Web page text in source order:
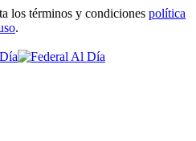
los términos y condiciones política
.